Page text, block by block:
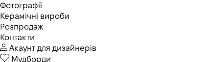
Фотографії
Керамічні вироби
Розпродаж
Контакти
Акаунт для дизайнерів
Мудборди